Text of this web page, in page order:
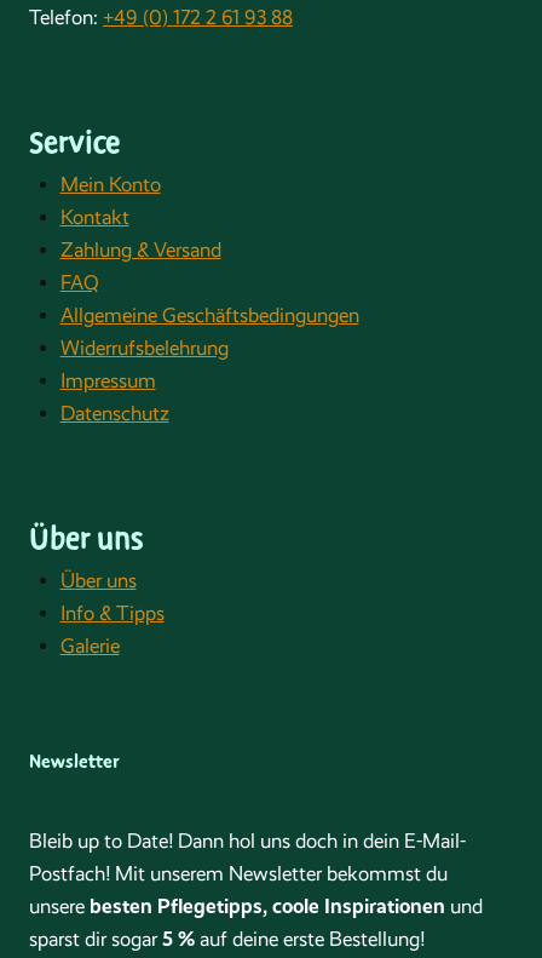
Telefon: +49 (0) 172 2 61 93 88
Service
Mein Konto
Kontakt
Zahlung & Versand
FAQ
Allgemeine Geschäftsbedingungen
Widerrufsbelehrung
Impressum
Datenschutz
Über uns
Über uns
Info & Tipps
Galerie
Newsletter
Bleib up to Date! Dann hol uns doch in dein E-Mail-
Postfach! Mit unserem Newsletter bekommst du
unsere besten Pflegetipps, coole Inspirationen und
sparst dir sogar5 % auf deine erste Bestellung!